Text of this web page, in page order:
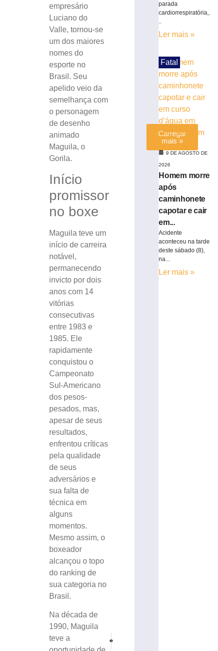
empresário
Luciano do
Valle, tornou-se
um dos maiores
nomes do
esporte no
Brasil. Seu
apelido veio da
semelhança com
o personagem
de desenho
animado
Maguila, o
Gorila.
Início
promissor
no boxe
Maguila teve um
início de carreira
notável,
permanecendo
invicto por dois
anos com 14
vitórias
consecutivas
entre 1983 e
1985. Ele
rapidamente
conquistou o
Campeonato
Sul-Americano
dos pesos-
pesados, mas,
apesar de seus
resultados,
enfrentou críticas
pela qualidade
de seus
adversários e
sua falta de
técnica em
alguns
momentos.
Mesmo assim, o
boxeador
alcançou o topo
do ranking de
sua categoria no
Brasil.
Na década de
1990, Maguila
teve a
Núcleo de Atividades Físicas da ACIBr realiza
para
corrida
noturna
agosto
2026
mais
Carregar
mais »
parada
cardiorrespiratória,.
..
Ler mais »
Fatal
9 DE AGOSTO DE
2026
Homem morre
após
caminhonete
capotar e cair
em...
Acidente
aconteceu na tarde
deste sábado (8),
na...
Ler mais »